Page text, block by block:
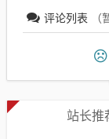
评论列表 （
站长推